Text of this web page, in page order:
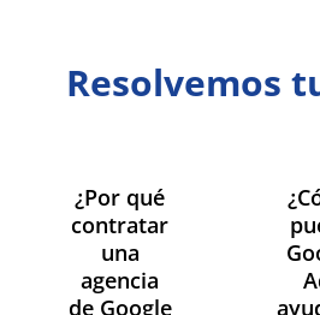
Resolvemos
¿Por qué
contratar
una
agencia
de Google